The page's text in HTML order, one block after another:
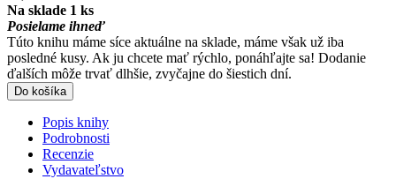
Na sklade 1 ks
Posielame ihneď
Túto knihu máme síce aktuálne na sklade, máme však už iba
posledné kusy. Ak ju chcete mať rýchlo, ponáhľajte sa! Dodanie
ďalších môže trvať dlhšie, zvyčajne do šiestich dní.
Do košíka
Popis knihy
Podrobnosti
Recenzie
Vydavateľstvo